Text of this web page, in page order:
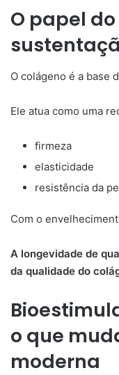
O papel
O colágeno é a base
Ele atua como uma
firmeza
elasticidade
resistência da
Com o
A longevidade de
da qualidade do
o que
moderna